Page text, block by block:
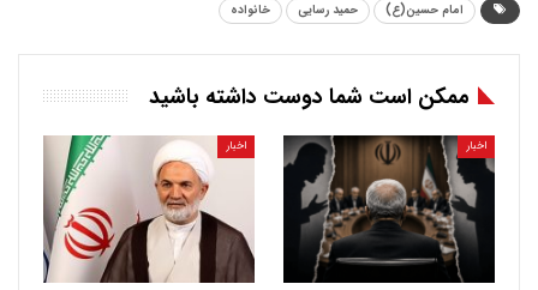
امام حسین(ع) حمید رسایی خانواده
ممکن است شما دوست داشته باشید
اخبار اخبار